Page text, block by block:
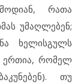
რათა
უმაღლებენ;
ხელისგულს
ერთია, რომელ
თუ